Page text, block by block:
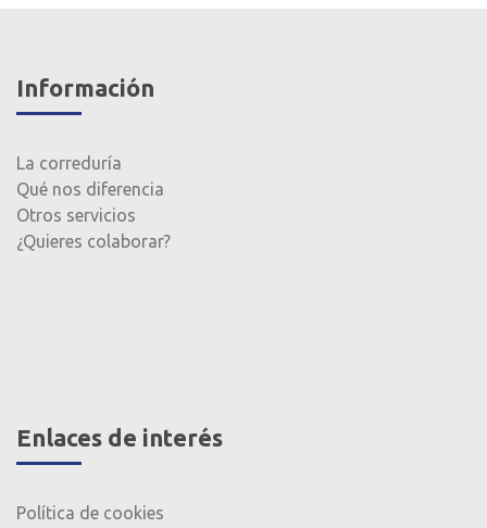
Información
La correduría
Qué nos diferencia
Otros servicios
¿Quieres colaborar?
Enlaces de interés
Política de cookies